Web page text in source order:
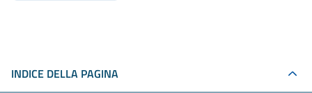
INDICE DELLA PAGINA